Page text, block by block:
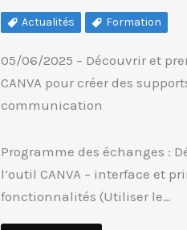
Actualités Formation
05/06/2025 – Découvrir et
CANVA pour créer des
communication
Programme des échanges :
l’outil CANVA – interface et
fonctionnalités (Utiliser le…